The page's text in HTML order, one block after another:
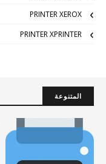
PRINTER XEROX
PRINTER XPRINTER
المتنوعة